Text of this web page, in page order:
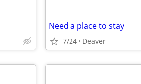
Need a place to stay
7/24 Deaver